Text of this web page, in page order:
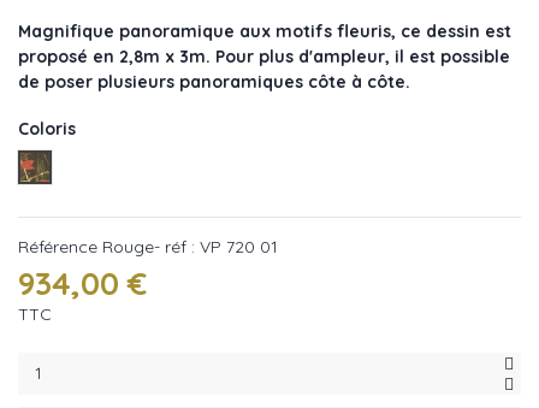
Magnifique panoramique aux motifs fleuris, ce dessin est
proposé en 2,8m x 3m. Pour plus d'ampleur, il est possible
de poser plusieurs panoramiques côte à côte.
Coloris
Rouge- réf : VP 720 01
Référence Rouge- réf : VP 720 01
934,00 €
TTC